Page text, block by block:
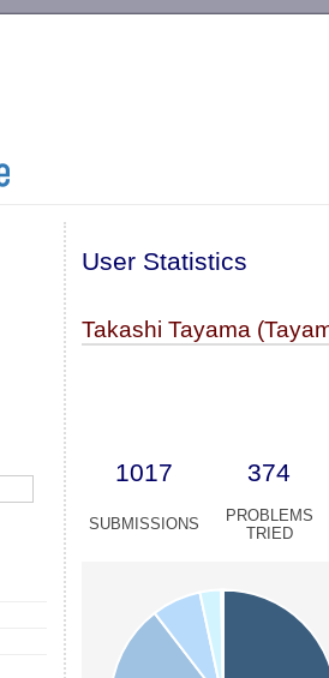
User Statistics
Takashi Tayama
1017 374
SUBMISSIONS
PROBLEMS
TRIED